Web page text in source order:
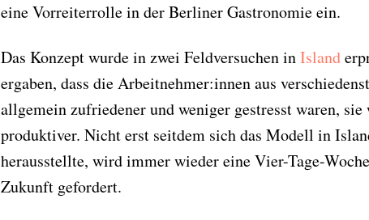
eine Vorreiterrolle in der Berliner Gastronomie ein.
Das Konzept wurde in zwei Feldversuchen inIsland
ergaben, dass die Arbeitnehmer:innen aus
allgemein zufriedener und weniger gestresst waren, sie
produktiver. Nicht erst seitdem sich das Modell in
herausstellte, wird immer wieder eine Vier-Tage-
Zukunft gefordert.